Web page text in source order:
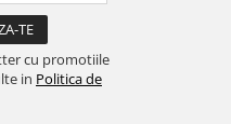
cu promotiile
in Politica de